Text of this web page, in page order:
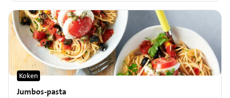
Jumbos-pasta
Koken